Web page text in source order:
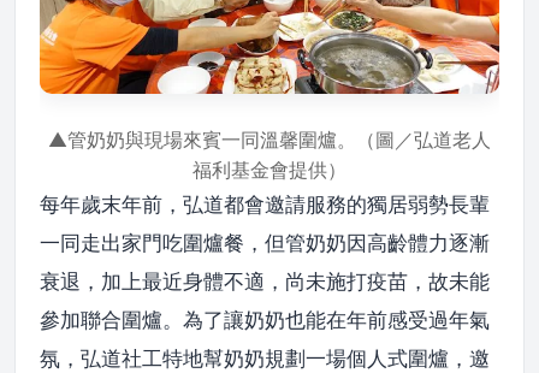
▲管奶奶與現場來賓一同溫馨圍爐。（圖／弘道老人
福利基金會提供）
每年歲末年前，弘道都會邀請服務的獨居弱勢長輩
一同走出家門吃圍爐餐，但管奶奶因高齡體力逐漸
衰退，加上最近身體不適，尚未施打疫苗，故未能
參加聯合圍爐。為了讓奶奶也能在年前感受過年氣
氛，弘道社工特地幫奶奶規劃一場個人式圍爐，邀